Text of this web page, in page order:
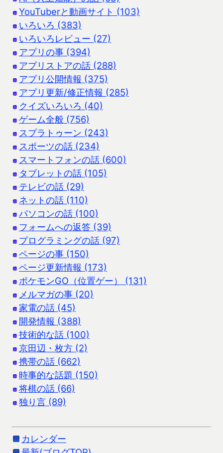
YouTuberと動画サイト (103)
いろいろ (383)
いろいろレビュー (27)
アプリの事 (394)
アプリストアの話 (288)
アプリ公開情報 (375)
アプリ更新/修正情報 (285)
クイズいろいろ (40)
ゲーム全般 (756)
スプラトゥーン (243)
スポーツの話 (234)
スマートフォンの話 (600)
タブレットの話 (105)
テレビの話 (29)
ネットの話 (110)
パソコンの話 (100)
フォームへの返答 (39)
プログラミングの話 (97)
ページの事 (150)
ページ更新情報 (173)
ポケモンGO（位置ゲー） (131)
メルマガの事 (20)
家電の話 (45)
開発情報 (388)
技術的な話 (100)
京田辺・枚方 (2)
携帯の話 (662)
時事的な話題 (150)
将棋の話 (66)
独り言 (89)
カレンダー